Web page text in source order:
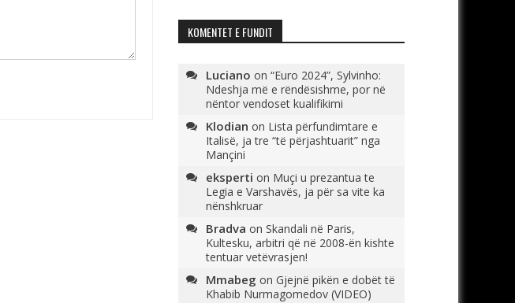
KOMENTET E FUNDIT
Luciano on “Euro 2024”, Sylvinho:
Ndeshja më e rëndësishme, por në
nëntor vendoset kualifikimi
Klodian on Lista përfundimtare e
Italisë, ja tre “të përjashtuarit” nga
Mançini
eksperti on Muçi u prezantua te
Legia e Varshavës, ja për sa vite ka
nënshkruar
Bradva on Skandali në Paris,
Kultesku, arbitri që në 2008-ën kishte
tentuar vetëvrasjen!
Mmabeg on Gjejnë pikën e dobët të
Khabib Nurmagomedov (VIDEO)